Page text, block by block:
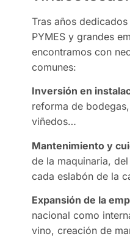
Tras años
PYMES y grandes
encontramos con
comunes:
Inversión en
reforma de
viñedos…
Mantenimiento y
de la maquinaria,
cada eslabón de la
Expansión de la
nacional como
vino, creación de